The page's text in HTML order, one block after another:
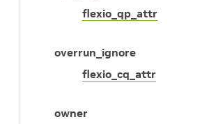
flexio_qp_attr
overrun_ignore
flexio_cq_attr
owner